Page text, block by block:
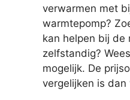
verwarmen met
warmtepomp?
kan helpen bij
zelfstandig?
mogelijk. De
vergelijken is dan